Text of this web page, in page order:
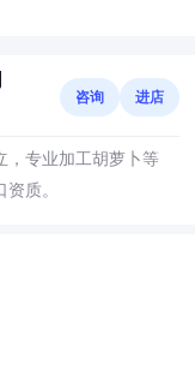
咨询 进店
，专业加工胡萝卜等
质。